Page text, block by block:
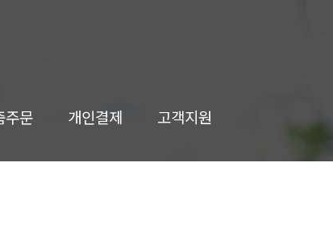
주문 개인결제 고객지원